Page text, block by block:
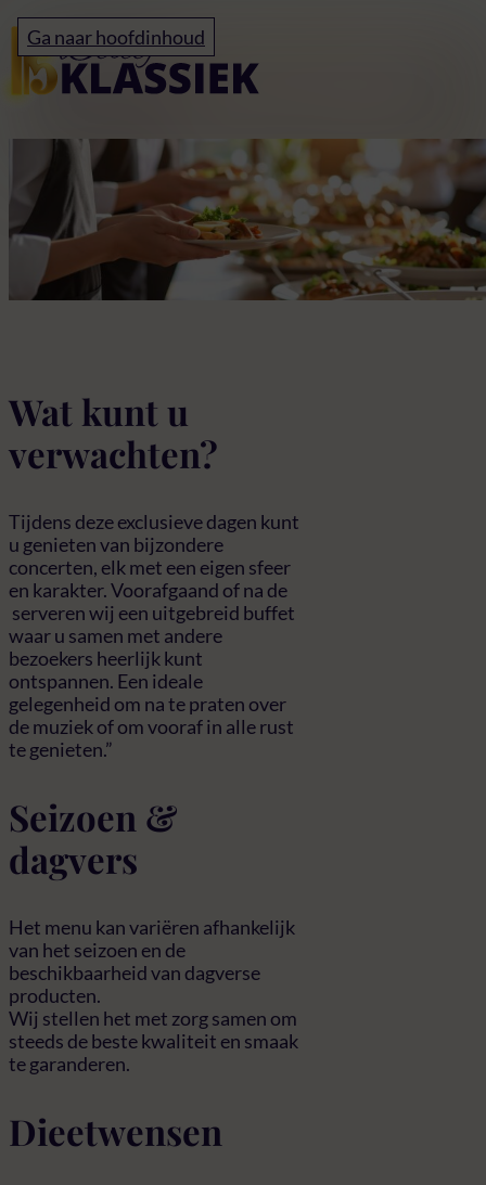
Ga naar hoofdinhoud
Buffet & Concert
Wat kunt u
verwachten?
Tijdens deze exclusieve dagen kunt
u genieten van bijzondere
concerten, elk met een eigen sfeer
en karakter. Voorafgaand of na de
serveren wij een uitgebreid buffet
waar u samen met andere
bezoekers heerlijk kunt
ontspannen. Een ideale
gelegenheid om na te praten over
de muziek of om vooraf in alle rust
te genieten.”
Seizoen &
dagvers
Het menu kan variëren afhankelijk
van het seizoen en de
beschikbaarheid van dagverse
producten.
Wij stellen het met zorg samen om
steeds de beste kwaliteit en smaak
te garanderen.
Dieetwensen